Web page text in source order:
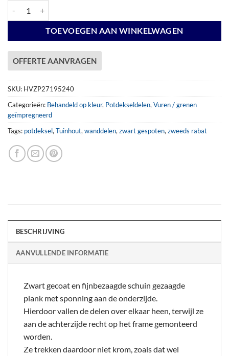
TOEVOEGEN AAN WINKELWAGEN
OFFERTE AANVRAGEN
SKU: HVZP27195240
Categorieën: Behandeld op kleur, Potdekseldelen, Vuren / grenen
geïmpregneerd
Tags: potdeksel, Tuinhout, wanddelen, zwart gespoten, zweeds rabat
BESCHRIJVING
AANVULLENDE INFORMATIE
Zwart gecoat en fijnbezaagde schuin gezaagde
plank met sponning aan de onderzijde.
Hierdoor vallen de delen over elkaar heen, terwijl ze
aan de achterzijde recht op het frame gemonteerd
worden.
Ze trekken daardoor niet krom, zoals dat wel